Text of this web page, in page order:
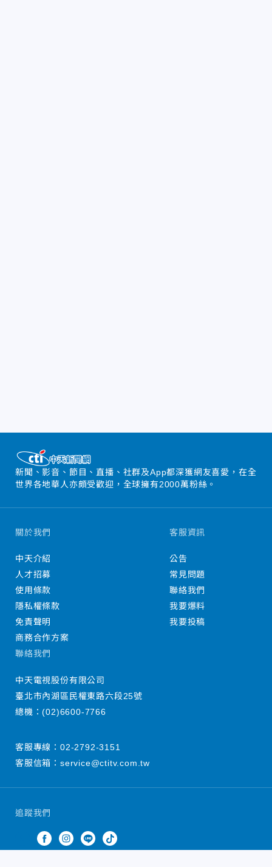
新聞、影音、節目、直播、社群及App都深獲網友喜愛，在全
世界各地華人亦頗受歡迎，全球擁有2000萬粉絲。
追蹤我們
關於我們
中天介紹
人才招募
使用條款
隱私權條款
免責聲明
商務合作方案
客服資訊
公告
常見問題
聯絡我們
我要爆料
我要投稿
聯絡我們
中天電視股份有限公司
臺北市內湖區民權東路六段25號
總機：(02)6600-7766
客服專線： 02-2792-3151
客服信箱： service@ctitv.com.tw